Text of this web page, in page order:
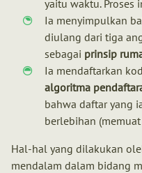
yaitu waktu. Proses
Ia menyimpulkan
diulang dari tiga
sebagai prinsip
Ia mendaftarkan
algoritma
bahwa daftar yang
berlebihan
Hal-hal yang dilakukan
mendalam dalam bidang